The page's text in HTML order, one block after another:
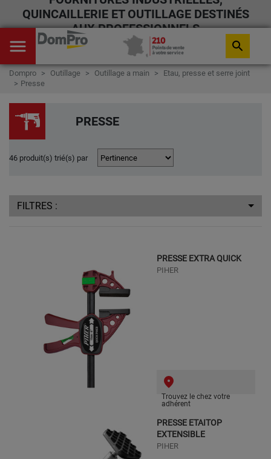
QUINCAILLERIE ET OUTILLAGE DESTINÉS
AUX PROFESSIONNELS
menu search
Dompro Outillage Outillage a main
Etau, presse et serre joint
Presse
PRESSE
46 produit(s) trié(s) par
FILTRES :
PRESSE EXTRA QUICK
PIHER
Trouvez le chez votre
adhérent
PRESSE ETAITOP
EXTENSIBLE
PIHER